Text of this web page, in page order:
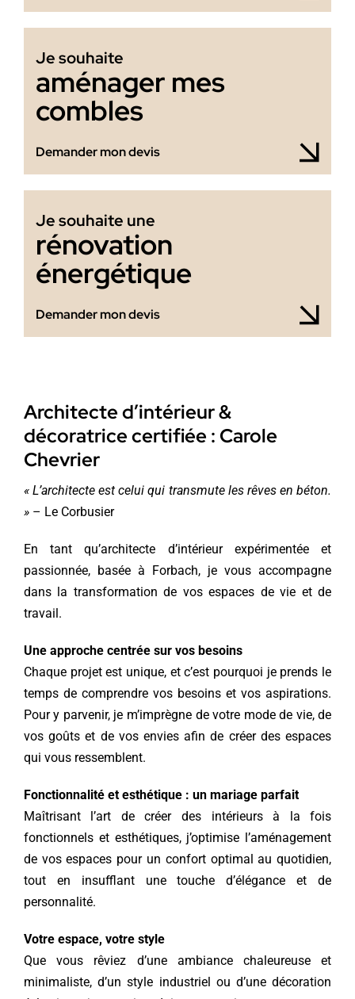
Je souhaite
aménager mes
combles
Demander mon devis
Je souhaite une
rénovation
énergétique
Demander mon devis
Architecte d’intérieur &
décoratrice certifiée : Carole
Chevrier
« L’architecte est celui qui transmute les rêves en béton.
»– Le Corbusier
En tant qu’architecte d’intérieur expérimentée et
passionnée, basée à Forbach, je vous accompagne
dans la transformation de vos espaces de vie et de
travail.
Une approche centrée sur vos besoins
Chaque projet est unique, et c’est pourquoi je prends le
temps de comprendre vos besoins et vos aspirations.
Pour y parvenir, je m’imprègne de votre mode de vie, de
vos goûts et de vos envies afin de créer des espaces
qui vous ressemblent.
Fonctionnalité et esthétique : un mariage parfait
Maîtrisant l’art de créer des intérieurs à la fois
fonctionnels et esthétiques, j’optimise l’aménagement
de vos espaces pour un confort optimal au quotidien,
tout en insufflant une touche d’élégance et de
personnalité.
Votre espace, votre style
Que vous rêviez d’une ambiance chaleureuse et
minimaliste, d’un style industriel ou d’une décoration